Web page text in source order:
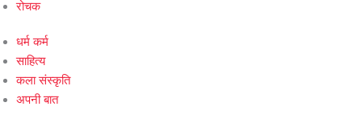
रोचक
धर्म कर्म
साहित्य
कला संस्कृति
अपनी बात